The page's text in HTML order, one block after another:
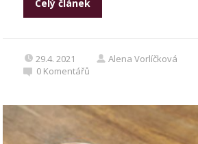
Celý článek
29.4. 2021 Alena Vorlíčková
0 Komentářů